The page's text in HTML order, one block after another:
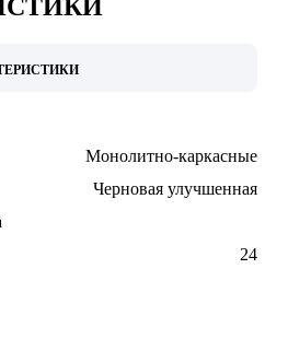
Монолитно-каркасные
Черновая улучшенная
24